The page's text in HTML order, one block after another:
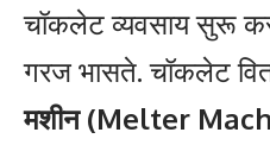
चॉकलेट व्यवसाय सुरू
गरज भासते. चॉकलेट
मशीन (Melter